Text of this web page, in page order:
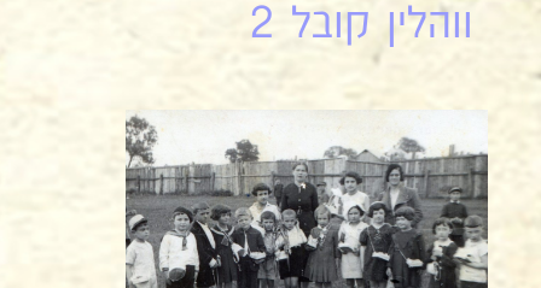
ווהלין קובל 2